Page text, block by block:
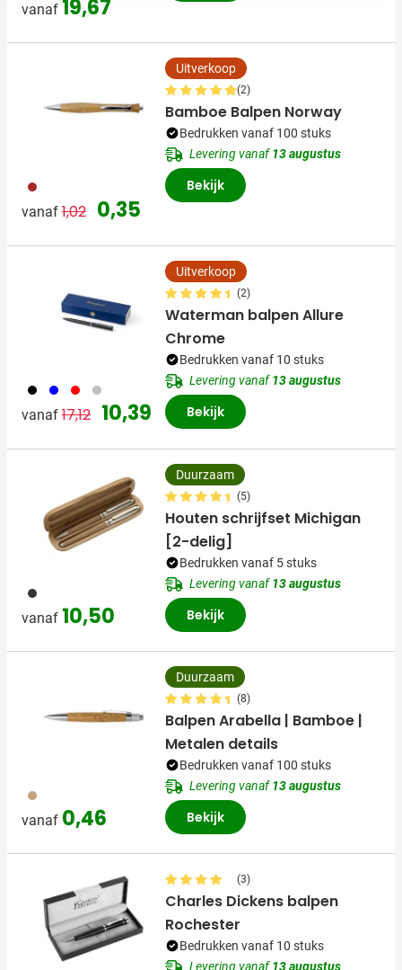
vanaf 19,67
011
vanaf Normale prijs
1,02 Speciale prijs
0,35
Uitverkoop
(2)
Bamboe Balpen Norway
Bedrukken vanaf 100 stuks
Levering vanaf13 augustus
Bekijk
001 005 008 032
vanaf Normale prijs
17,12 Speciale prijs
10,39
Uitverkoop
(2)
Waterman balpen Allure
Chrome
Bedrukken vanaf 10 stuks
Levering vanaf13 augustus
Bekijk
011
vanaf 10,50
Duurzaam
(5)
Houten schrijfset Michigan
[2-delig]
Bedrukken vanaf 5 stuks
Levering vanaf13 augustus
Bekijk
011
vanaf 0,46
Duurzaam
(8)
Balpen Arabella | Bamboe |
Metalen details
Bedrukken vanaf 100 stuks
Levering vanaf13 augustus
Bekijk
(3)
Charles Dickens balpen
Rochester
Bedrukken vanaf 10 stuks
Levering vanaf13 augustus